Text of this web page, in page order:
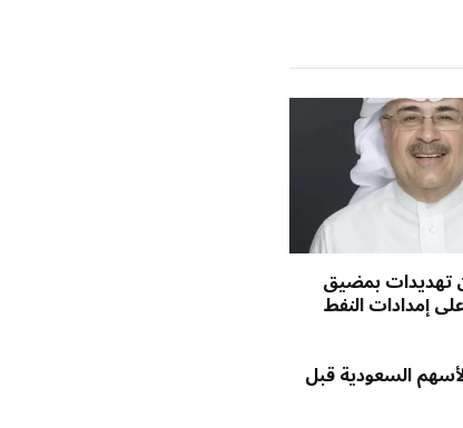
تهديدات بمضيق
إمدادات النفط
السعودية قبل